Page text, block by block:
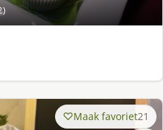
Maak favoriet21